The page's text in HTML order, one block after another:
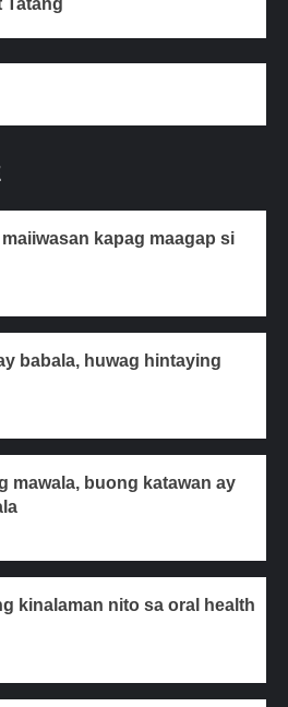
Tatang
kapag maagap si
babala, huwag hintaying
mawala, buong katawan ay
kinalaman nito sa oral health